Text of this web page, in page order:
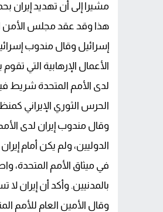
مشيرا إلى أن تهديد إيران
هذا وقد عقد مجلس الأمن
إسرائيل وقال مندوب
الأعمال الإرهابية التي
لدى الأمم المتحدة شريط
الحرس الثوري الإيراني
وقال مندوب إيران لدى
الدوليين، ولم يكن أمام
في ميثاق الأمم المتحدة،
بالمدنيين. وأكد أن إيران
وقال الأمين العام للأمم